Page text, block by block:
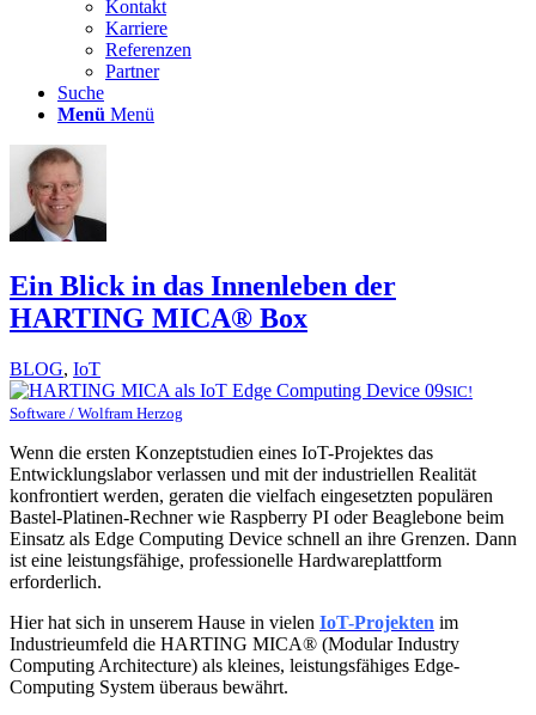
Kontakt
Karriere
Referenzen
Partner
Suche
Menü Menü
Ein Blick in das Innenleben der
HARTING MICA® Box
BLOG, IoT
SIC!
Software / Wolfram Herzog
Wenn die ersten Konzeptstudien eines IoT-Projektes das
Entwicklungslabor verlassen und mit der industriellen Realität
konfrontiert werden, geraten die vielfach eingesetzten populären
Bastel-Platinen-Rechner wie Raspberry PI oder Beaglebone beim
Einsatz als Edge Computing Device schnell an ihre Grenzen. Dann
ist eine leistungsfähige, professionelle Hardwareplattform
erforderlich.
Hier hat sich in unserem Hause in vielen IoT-Projekten im
Industrieumfeld die HARTING MICA® (Modular Industry
Computing Architecture) als kleines, leistungsfähiges Edge-
Computing System überaus bewährt.